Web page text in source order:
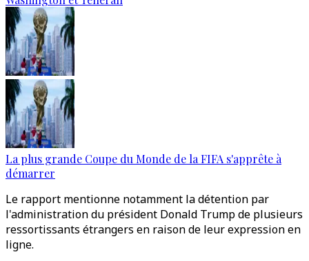
La plus grande Coupe du Monde de la FIFA s'apprête à
démarrer
Le rapport mentionne notamment la détention par
l'administration du président Donald Trump de plusieurs
ressortissants étrangers en raison de leur expression en
ligne.